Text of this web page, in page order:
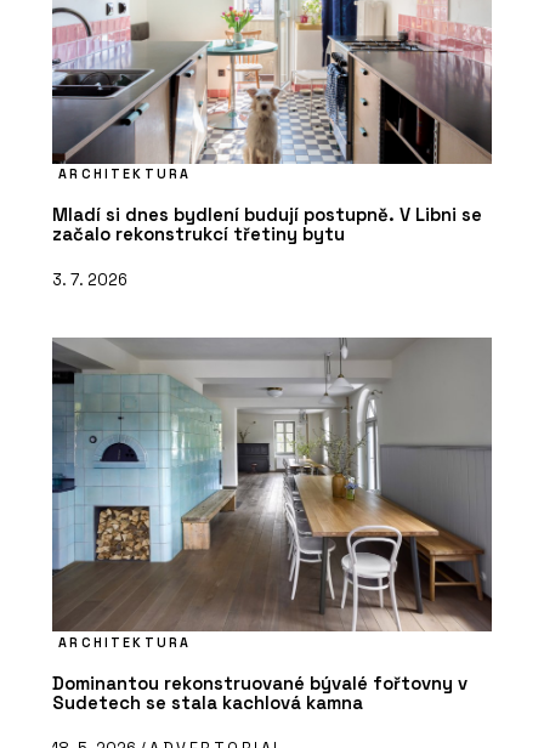
ARCHITEKTURA
Mladí si dnes bydlení budují postupně. V Libni se
začalo rekonstrukcí třetiny bytu
3. 7. 2026
ARCHITEKTURA
Dominantou rekonstruované bývalé fořtovny v
Sudetech se stala kachlová kamna